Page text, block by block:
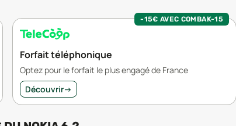
-15€ AVEC COMBAK-15
Forfait téléphonique
Optez pour le forfait le plus engagé de France
Découvrir→